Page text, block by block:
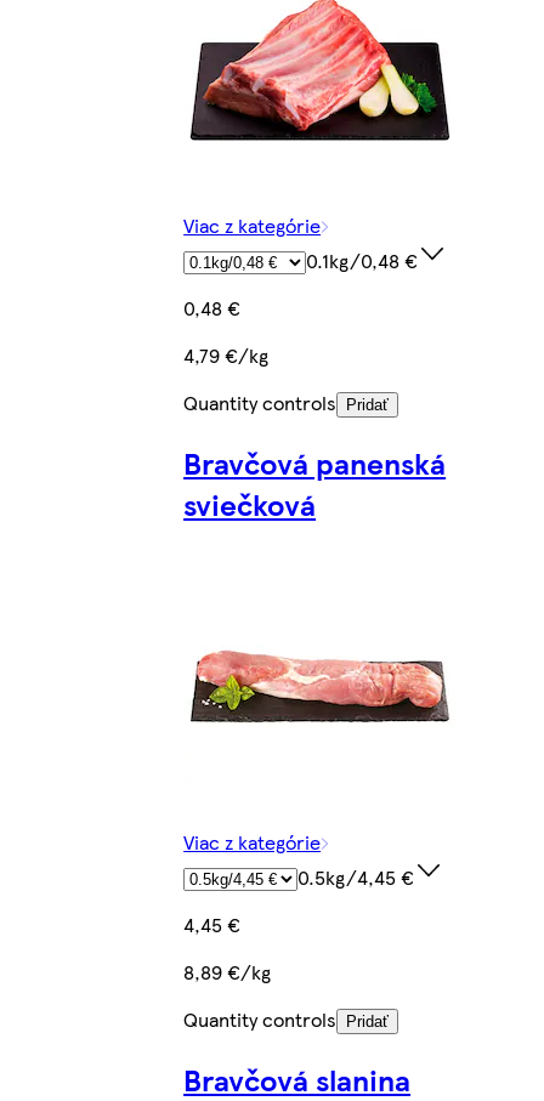
Viac z kategórie
0.1kg/0,48 €
0,48 €
4,79 €/kg
Quantity controls
Pridať
Bravčová panenská
sviečková
Viac z kategórie
0.5kg/4,45 €
4,45 €
8,89 €/kg
Quantity controls
Pridať
Bravčová slanina